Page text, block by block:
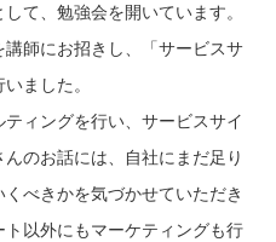
て、勉強会を開いています。
師にお招きし、「サービスサ
ました。
ィングを行い、サービスサイ
のお話には、自社にまだ足り
べきかを気づかせていただき
以外にもマーケティングも行